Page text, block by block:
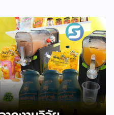
ละการบริหารความเสี่ยง
ยตลาดสู่ต่างประเทศ โดยการ
างเศรษฐกิจราว 220 ล้านบาท
แต่คือ โอกาสในการต่อยอด
BANK จึงผนึกกำลัง
ยให้พร้อม ขยายธุรกิจ สร้าง
EXIM BANK พร้อมร่วมเดิน
ฟรนไชส์ไทย” เติบโตไกลใน
pilot ที่พร้อมเคียงข้าง